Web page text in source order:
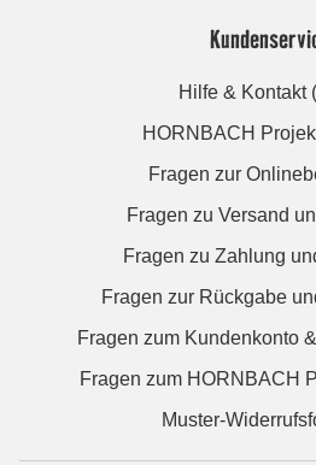
Hilfe & Kontakt
HORNBACH
Fragen zur
Fragen zu Versand
Fragen zu Zahlung
Fragen zur Rückgabe
Fragen zum Kundenkonto
Fragen zum HORNBACH
Muster-